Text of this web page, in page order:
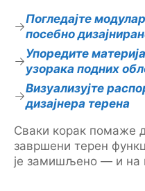
Погледајте
посебно
Упоредите
узорака подних
Визуализујте
дизајнера терена
Сваки корак помаже
завршени терен
је замишљено — и на